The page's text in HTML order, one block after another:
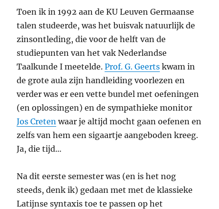
Toen ik in 1992 aan de KU Leuven Germaanse
talen studeerde, was het buisvak natuurlijk de
zinsontleding, die voor de helft van de
studiepunten van het vak Nederlandse
Taalkunde I meetelde.Prof. G. Geerts kwam in
de grote aula zijn handleiding voorlezen en
verder was er een vette bundel met oefeningen
(en oplossingen) en de sympathieke monitor
Jos Creten waar je altijd mocht gaan oefenen en
zelfs van hem een sigaartje aangeboden kreeg.
Ja, die tijd…
Na dit eerste semester was (en is het nog
steeds, denk ik) gedaan met met de klassieke
Latijnse syntaxis toe te passen op het